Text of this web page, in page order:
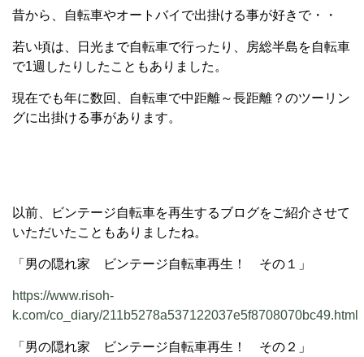
昔から、自転車やオートバイで出掛ける事が好きで・・
若い頃は、日光まで自転車で行ったり、房総半島を自転車
で1週したりしたこともありました。
現在でも年に数回、自転車で中距離～長距離？のツーリン
グに出掛ける事があります。
以前、ビンテージ自転車を再生するブログをご紹介させて
いただいたこともありましたね。
「男の隠れ家 ビンテージ自転車再生！ その１」
https://www.risoh-
k.com/co_diary/211b5278a537122037e5f8708070bc49.html
「男の隠れ家 ビンテージ自転車再生！ その２」